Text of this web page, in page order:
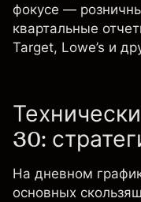
фокусе —
квартальные
Target, Lowe’s и
30:
На дневном
основных